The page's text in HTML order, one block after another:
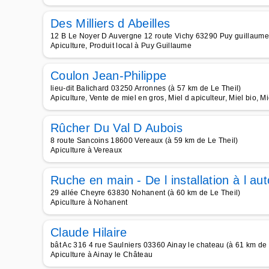
Des Milliers d Abeilles
12 B Le Noyer D Auvergne 12 route Vichy 63290 Puy
Apiculture, Produit local à Puy Guillaume
Coulon Jean-Philippe
lieu-dit Balichard 03250 Arronnes (à 57 km de Le Theil)
Apiculture, Vente de miel en gros, Miel d apiculteur, Miel bio,
Rûcher Du Val D Aubois
8 route Sancoins 18600 Vereaux (à 59 km de Le Theil)
Apiculture à Vereaux
Ruche en main - De l installation à l
29 allée Cheyre 63830 Nohanent (à 60 km de Le Theil)
Apiculture à Nohanent
Claude Hilaire
bât Ac 316 4 rue Saulniers 03360 Ainay le chateau (à 61 km
Apiculture à Ainay le Château